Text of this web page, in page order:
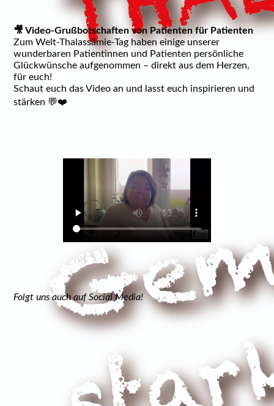
🎥 Video-Grußbotschaften von Patienten für Patienten
Zum Welt-Thalassämie-Tag haben einige unserer
wunderbaren Patientinnen und Patienten persönliche
Glückwünsche aufgenommen – direkt aus dem Herzen,
für euch!
Schaut euch das Video an und lasst euch inspirieren und
stärken 💬❤️
Folgt uns auch auf Social Media!